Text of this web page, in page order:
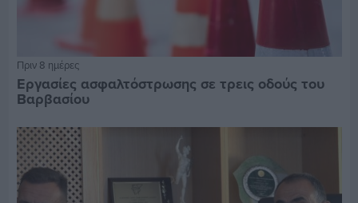
Πριν 8 ημέρες
Εργασίες ασφαλτόστρωσης σε τρεις οδούς του
Βαρβασίου